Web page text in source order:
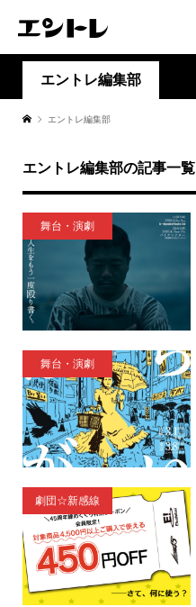
エントレ編集部
エントレ編集部
エントレ編集部の記事一覧
舞台・演劇
舞台・演劇
劇団☆新感線